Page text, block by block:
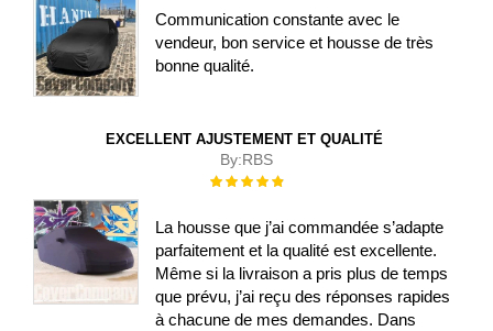
Communication constante avec le
vendeur, bon service et housse de très
bonne qualité.
EXCELLENT AJUSTEMENT ET QUALITÉ
By:RBS
Évaluation :
La housse que j’ai commandée s’adapte
parfaitement et la qualité est excellente.
Même si la livraison a pris plus de temps
que prévu, j’ai reçu des réponses rapides
à chacune de mes demandes. Dans